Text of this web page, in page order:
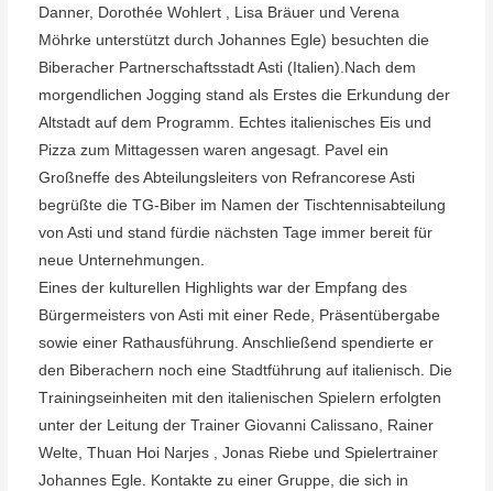
Danner, Dorothée Wohlert , Lisa Bräuer und Verena
Möhrke unterstützt durch Johannes Egle) besuchten die
Biberacher Partnerschaftsstadt Asti (Italien). Nach dem
morgendlichen Jogging stand als Erstes die Erkundung der
Altstadt auf dem Programm. Echtes italienisches Eis und
Pizza zum Mittagessen waren angesagt. Pavel ein
Großneffe des Abteilungsleiters von Refrancorese Asti
begrüßte die TG-Biber im Namen der Tischtennisabteilung
von Asti und stand fürdie nächsten Tage immer bereit für
neue Unternehmungen.
Eines der kulturellen Highlights war der Empfang des
Bürgermeisters von Asti mit einer Rede, Präsentübergabe
sowie einer Rathausführung. Anschließend spendierte er
den Biberachern noch eine Stadtführung auf italienisch. Die
Trainingseinheiten mit den italienischen Spielern erfolgten
unter der Leitung der Trainer Giovanni Calissano, Rainer
Welte, Thuan Hoi Narjes , Jonas Riebe und Spielertrainer
Johannes Egle. Kontakte zu einer Gruppe, die sich in